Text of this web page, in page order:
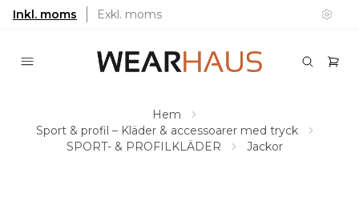
Inkl. moms Exkl. moms
Hem
Sport & profil – Kläder & accessoarer med tryck
SPORT- & PROFILKLÄDER
Jackor